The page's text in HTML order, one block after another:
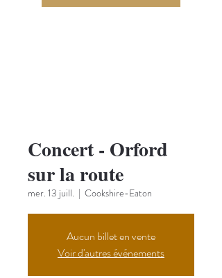
Concert - Orford
sur la route
mer. 13 juill.
  |
Cookshire-Eaton
Aucun billet en vente
Voir d'autres événements